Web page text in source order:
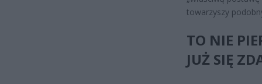
towarzyszy
TO NIE
JUŻ SIĘ